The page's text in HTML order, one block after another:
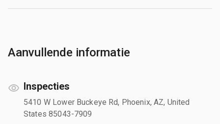
Aanvullende informatie
Inspecties
5410 W Lower Buckeye Rd, Phoenix, AZ, United
States 85043-7909